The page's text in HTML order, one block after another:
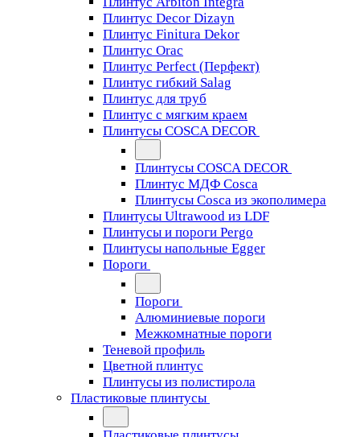
Плинтус Decor Dizayn
Плинтус Finitura Dekor
Плинтус Orac
Плинтус Perfect (Перфект)
Плинтус гибкий Salag
Плинтус для труб
Плинтус с мягким краем
Плинтусы COSCA DECOR
Плинтусы COSCA DECOR
Плинтус МДФ Cosca
Плинтусы Cosca из экополимера
Плинтусы Ultrawood из LDF
Плинтусы и пороги Pergo
Плинтусы напольные Egger
Пороги
Пороги
Алюминиевые пороги
Межкомнатные пороги
Теневой профиль
Цветной плинтус
Плинтусы из полистирола
Пластиковые плинтусы